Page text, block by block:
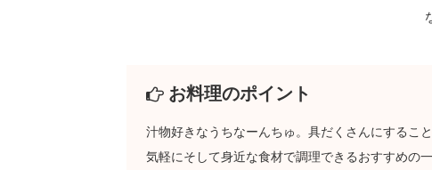
お料理のポイント
汁物好きなうちなーんちゅ。具だくさんにするこ
気軽にそして身近な食材で調理できるおすすめの一